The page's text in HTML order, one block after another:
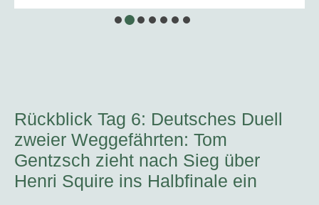
Rückblick Tag 6: Deutsches Duell
zweier Weggefährten: Tom
Gentzsch zieht nach Sieg über
Henri Squire ins Halbfinale ein